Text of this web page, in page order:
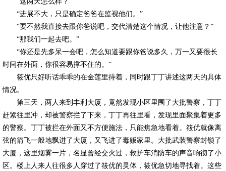
“进展不大，只是确定爸爸在监视他们。”
“要不然我直接去跟你爸说吧，交代清楚这个情况，让他注意？”
“那我们一起去吧。”
“你还是先多呆一会吧，怎么知道要跟你爸说多久，万一又要很长
时间在外面，你很容易撑不住的。”
筱优只好听话乖乖的在金莲里待着，同时跟丁丁讲述这两天的具体
情况。
第三天，两人来到丰利大厦，竟然发现小区里围了大批警察，丁丁
赶紧往里冲，却被警察拦了下来，丁丁再往里看，发现里面聚集着更多
的警察。丁丁被拦在外面又不方便施法，只能焦急地看着。筱优就像离
弦的箭飞一般地飘进了大厦，又飞进了毒贩家里。大批武装警察封锁了
大厦，这里烟雾一片，名显曾经交火过，救护车消防车的声音响彻了小
区。楼上人来人往很多人穿过了筱优的灵体，筱优急切地寻找着。这些